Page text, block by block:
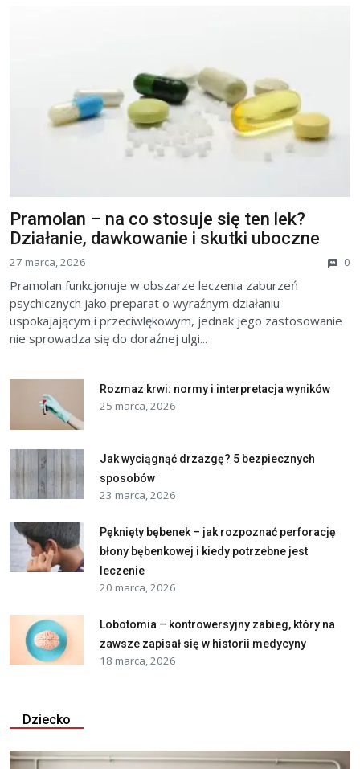
Pramolan – na co stosuje się ten lek?
Działanie, dawkowanie i skutki uboczne
27 marca, 2026 0
Pramolan funkcjonuje w obszarze leczenia zaburzeń
psychicznych jako preparat o wyraźnym działaniu
uspokajającym i przeciwlękowym, jednak jego zastosowanie
nie sprowadza się do doraźnej ulgi...
Rozmaz krwi: normy i interpretacja wyników
25 marca, 2026
Jak wyciągnąć drzazgę? 5 bezpiecznych
sposobów
23 marca, 2026
Pęknięty bębenek – jak rozpoznać perforację
błony bębenkowej i kiedy potrzebne jest
leczenie
20 marca, 2026
Lobotomia – kontrowersyjny zabieg, który na
zawsze zapisał się w historii medycyny
18 marca, 2026
Dziecko